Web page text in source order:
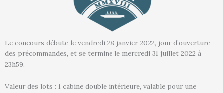
Le concours débute le vendredi 28 janvier 2022, jour d’ouverture
des précommandes, et se termine le mercredi 31 juillet 2022 à
23h59.
Valeur des lots : 1 cabine double intérieure, valable pour une